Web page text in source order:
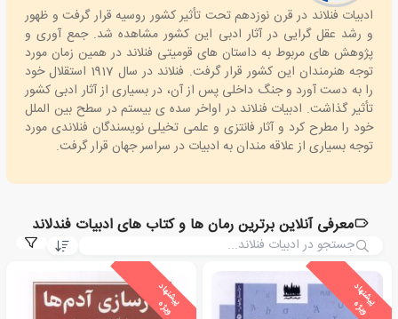
ادبیات فنلاند در قرن نوزدهم تحت تأثیر کشور روسیه قرار گرفت و ظهور
و رشد عقل گرایی در آثار ادبی این کشور مشاهده شد. جمع آوری و
پژوهش های مربوط به داستان های قومیتی فنلاند در همین زمان مورد
توجه هنرمندان این کشور قرار گرفت. فنلاند در سال 1917 استقلال خود
را به دست آورد و جنگ داخلی پس از آن، در بسیاری از آثار ادبی کشور
تأثیر گذاشت. ادبیات فنلاند در اواخر سده ی بیستم در سطح بین الملل
خود را مطرح کرد و آثار فانتزی و علمی تخیلی نویسندگان فنلاندی مورد
توجه بسیاری از علاقه مندان به ادبیات در سراسر جهان قرار گرفت.
معرفی آنلاین برترین رمان ها و کتاب های ادبیات فندلاند
پ
ی
ش
ن
ه
ا
د
و
ی
ژ
ه پ
ی
ش
ن
ه
ا
د
و
ی
ژ
ه